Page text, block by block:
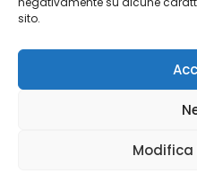
sito.
Modifica
BeaRent Noleggio
P.IVA
Tutti I Diritti
SITO REALIZZATO